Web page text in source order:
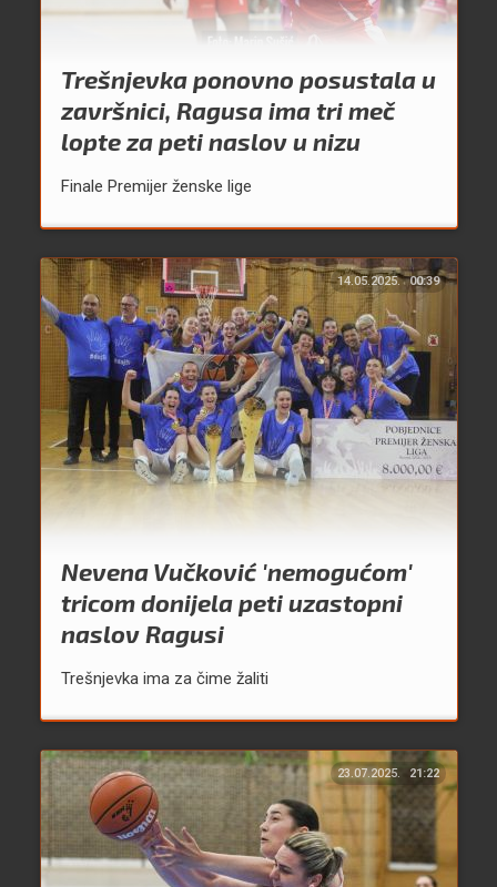
Trešnjevka ponovno posustala u
završnici, Ragusa ima tri meč
lopte za peti naslov u nizu
Finale Premijer ženske lige
14.05.2025. 00:39
Nevena Vučković 'nemogućom'
tricom donijela peti uzastopni
naslov Ragusi
Trešnjevka ima za čime žaliti
23.07.2025. 21:22